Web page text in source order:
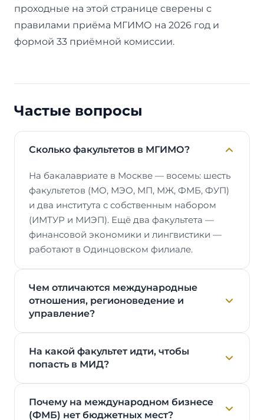
проходные на этой странице сверены с
правилами приёма МГИМО на 2026 год и
формой 33 приёмной комиссии.
Частые вопросы
Сколько факультетов в МГИМО?
На бакалавриате в Москве — восемь: шесть
факультетов (МО, МЭО, МП, МЖ, ФМБ, ФУП)
и два института с собственным набором
(ИМТУР и МИЭП). Ещё два факультета —
финансовой экономики и лингвистики —
работают в Одинцовском филиале.
Чем отличаются международные
отношения, регионоведение и
управление?
На какой факультет идти, чтобы
попасть в МИД?
Почему на международном бизнесе
(ФМБ) нет бюджетных мест?